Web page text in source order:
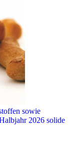
sowie
2026 solide